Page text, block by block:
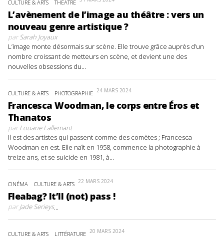
CULTURE & ARTS THÉÂTRE
L’avènement de l’image au théâtre : vers un
nouveau genre artistique ?
parSarah Joyaux
L’image monte désormais sur scène. Elle trouve grâce auprès d’un
nombre croissant de metteurs en scène, et devient une des
nouvelles obsessions du...
CULTURE & ARTS PHOTOGRAPHIE 24 MARS 2024
Francesca Woodman, le corps entre Éros et
Thanatos
parLouane Lallemant
Il est des artistes qui passent comme des comètes ; Francesca
Woodman en est. Elle naît en 1958, commence la photographie à
treize ans, et se suicide en 1981, à...
CINÉMA CULTURE & ARTS 22 MARS 2024
Fleabag? It’ll (not) pass !
parJade Serieys...
CULTURE & ARTS LITTÉRATURE 20 MARS 2024